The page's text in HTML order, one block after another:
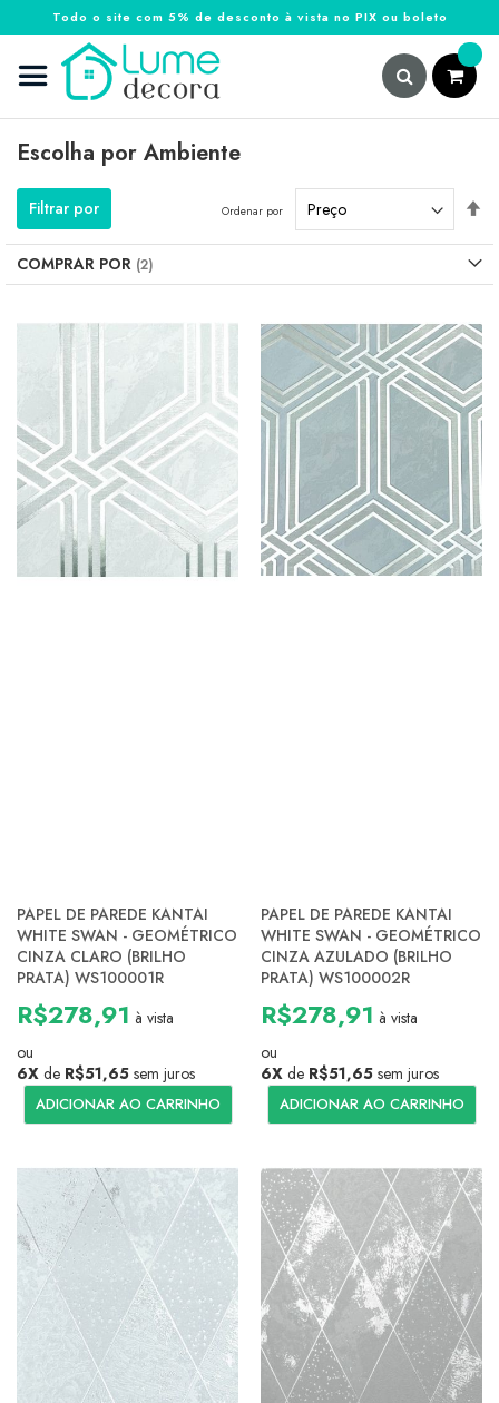
Todo o site com 5% de desconto à vista no PIX ou boleto
para
o
Pesquisa
Escolha por Ambiente
Ordenar por
PAPEL DE PAREDE KANTAI
WHITE SWAN - GEOMÉTRICO
CINZA CLARO (BRILHO
PRATA) WS100001R
R$278,91 à vista
ou
6X de R$51,65 sem juros
ADICIONAR AO CARRINHO
PAPEL DE PAREDE KANTAI
WHITE SWAN - GEOMÉTRICO
CINZA AZULADO (BRILHO
PRATA) WS100002R
R$278,91 à vista
ou
6X de R$51,65 sem juros
ADICIONAR AO CARRINHO
Filtrar por
COMPRAR POR